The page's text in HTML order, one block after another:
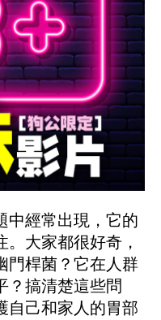
中經常出現，它的
大家都很好奇，
門桿菌？它在人群
？搞清楚這些問
自己和家人的胃部